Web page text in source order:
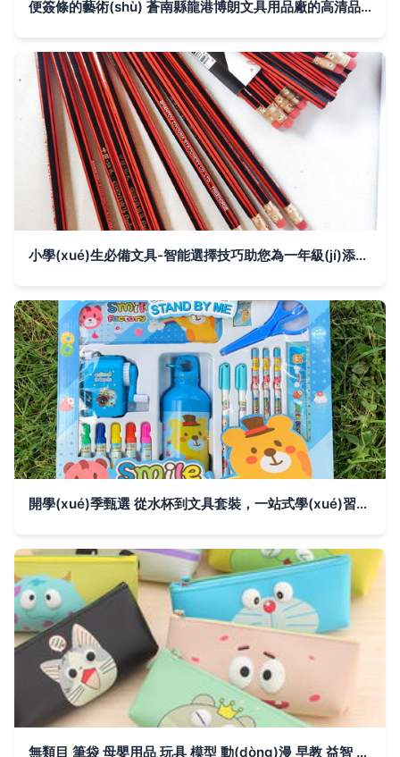
便簽條的藝術(shù) 蒼南縣龍港博朗文具用品廠的高清品質(zhì)之選
小學(xué)生必備文具-智能選擇技巧助您為一年級(jí)添置合適的筆試?yán)L畫編寫程序?qū)W習(xí)寫好文字的科學(xué)選擇班
開學(xué)季甄選 從水杯到文具套裝，一站式學(xué)習(xí)用品禮盒批發(fā)指南
無類目 筆袋 母嬰用品 玩具 模型 動(dòng)漫 早教 益智 學(xué)習(xí) 實(shí)驗(yàn) 繪畫文具 韓磊玩具廠 蘑菇街優(yōu)店